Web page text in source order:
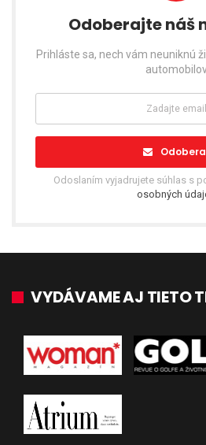
Odoberajte náš
Prihláste sa, nech vám neuniknú
Odoslaním vyjadrujete súhlas s
osobných
VYDÁVAME AJ TIETO